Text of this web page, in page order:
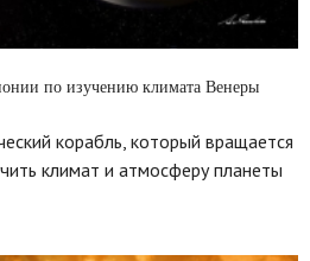
по изучению климата Венеры
корабль, который вращается
климат и атмосферу планеты